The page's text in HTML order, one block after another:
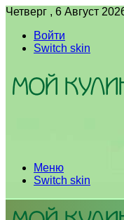
Четверг , 6 Август
Войти
Switch skin
Меню
Switch skin